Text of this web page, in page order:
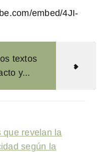
embed/4JI-
textos
y...
que revelan la
según la